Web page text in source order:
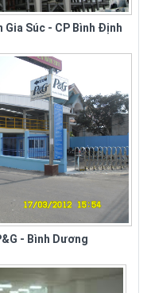
Gia Súc - CP Bình Định
- Bình Dương